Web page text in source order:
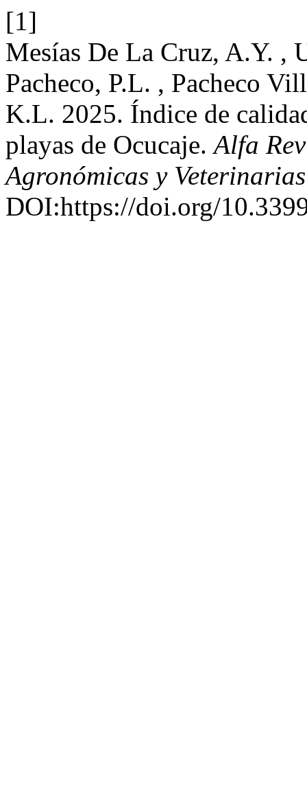
[1]
Mesías De La Cruz, A.Y. ,
Pacheco, P.L. , Pacheco
K.L. 2025. Índice de
playas de Ocucaje.Alfa
Agronómicas y Veterinarias
DOI:https://doi.org/